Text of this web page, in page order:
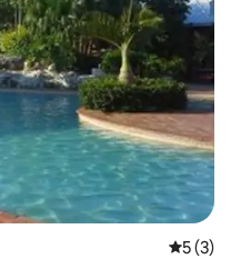
평점 5점
5 (3)